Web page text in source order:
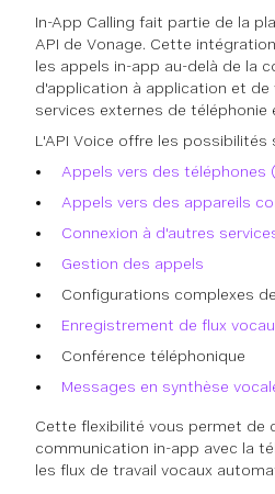
In-App Calling fait partie de la
API de Vonage. Cette
les appels in-app au-delà de la
d'application à application et de
services externes de téléphonie
L'API Voice offre les possibilités
Appels vers des téléphones
Appels vers des appareils
Connexion à d'autres
Gestion des appels
Configurations complexes
Enregistrement de flux
Conférence téléphonique
Messages en synthèse
Cette flexibilité vous permet de
communication in-app avec la
les flux de travail vocaux